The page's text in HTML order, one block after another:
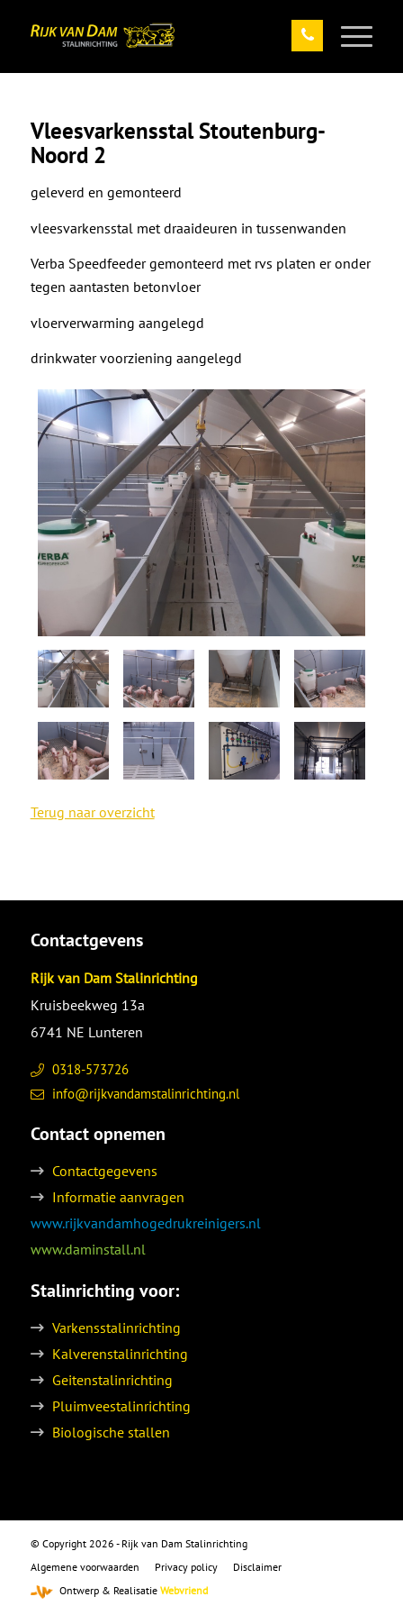
Vleesvarkensstal Stoutenburg-
Noord 2
geleverd en gemonteerd
vleesvarkensstal met draaideuren in tussenwanden
Verba Speedfeeder gemonteerd met rvs platen er onder
tegen aantasten betonvloer
vloerverwarming aangelegd
drinkwater voorziening aangelegd
Terug naar overzicht
Contactgevens
Rijk van Dam Stalinrichting
Kruisbeekweg 13a
6741 NE Lunteren
0318-573726
info@rijkvandamstalinrichting.nl
Contact opnemen
Contactgegevens
Informatie aanvragen
www.rijkvandamhogedrukreinigers.nl
www.daminstall.nl
Stalinrichting voor:
Varkensstalinrichting
Kalverenstalinrichting
Geitenstalinrichting
Pluimveestalinrichting
Biologische stallen
© Copyright 2026 - Rijk van Dam Stalinrichting
Algemene voorwaarden
Privacy policy
Disclaimer
Ontwerp & Realisatie Webvriend